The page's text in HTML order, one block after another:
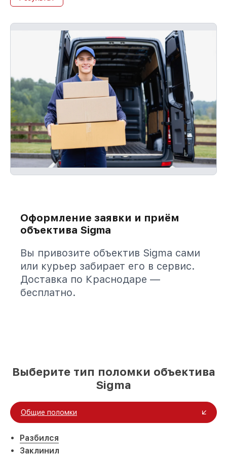
Оформление заявки и приём
объектива Sigma
Вы привозите объектив Sigma сами
или курьер забирает его в сервис.
Доставка по Краснодаре —
бесплатно.
Выберите тип поломки объектива
Sigma
Общие поломки
Разбился
Заклинил